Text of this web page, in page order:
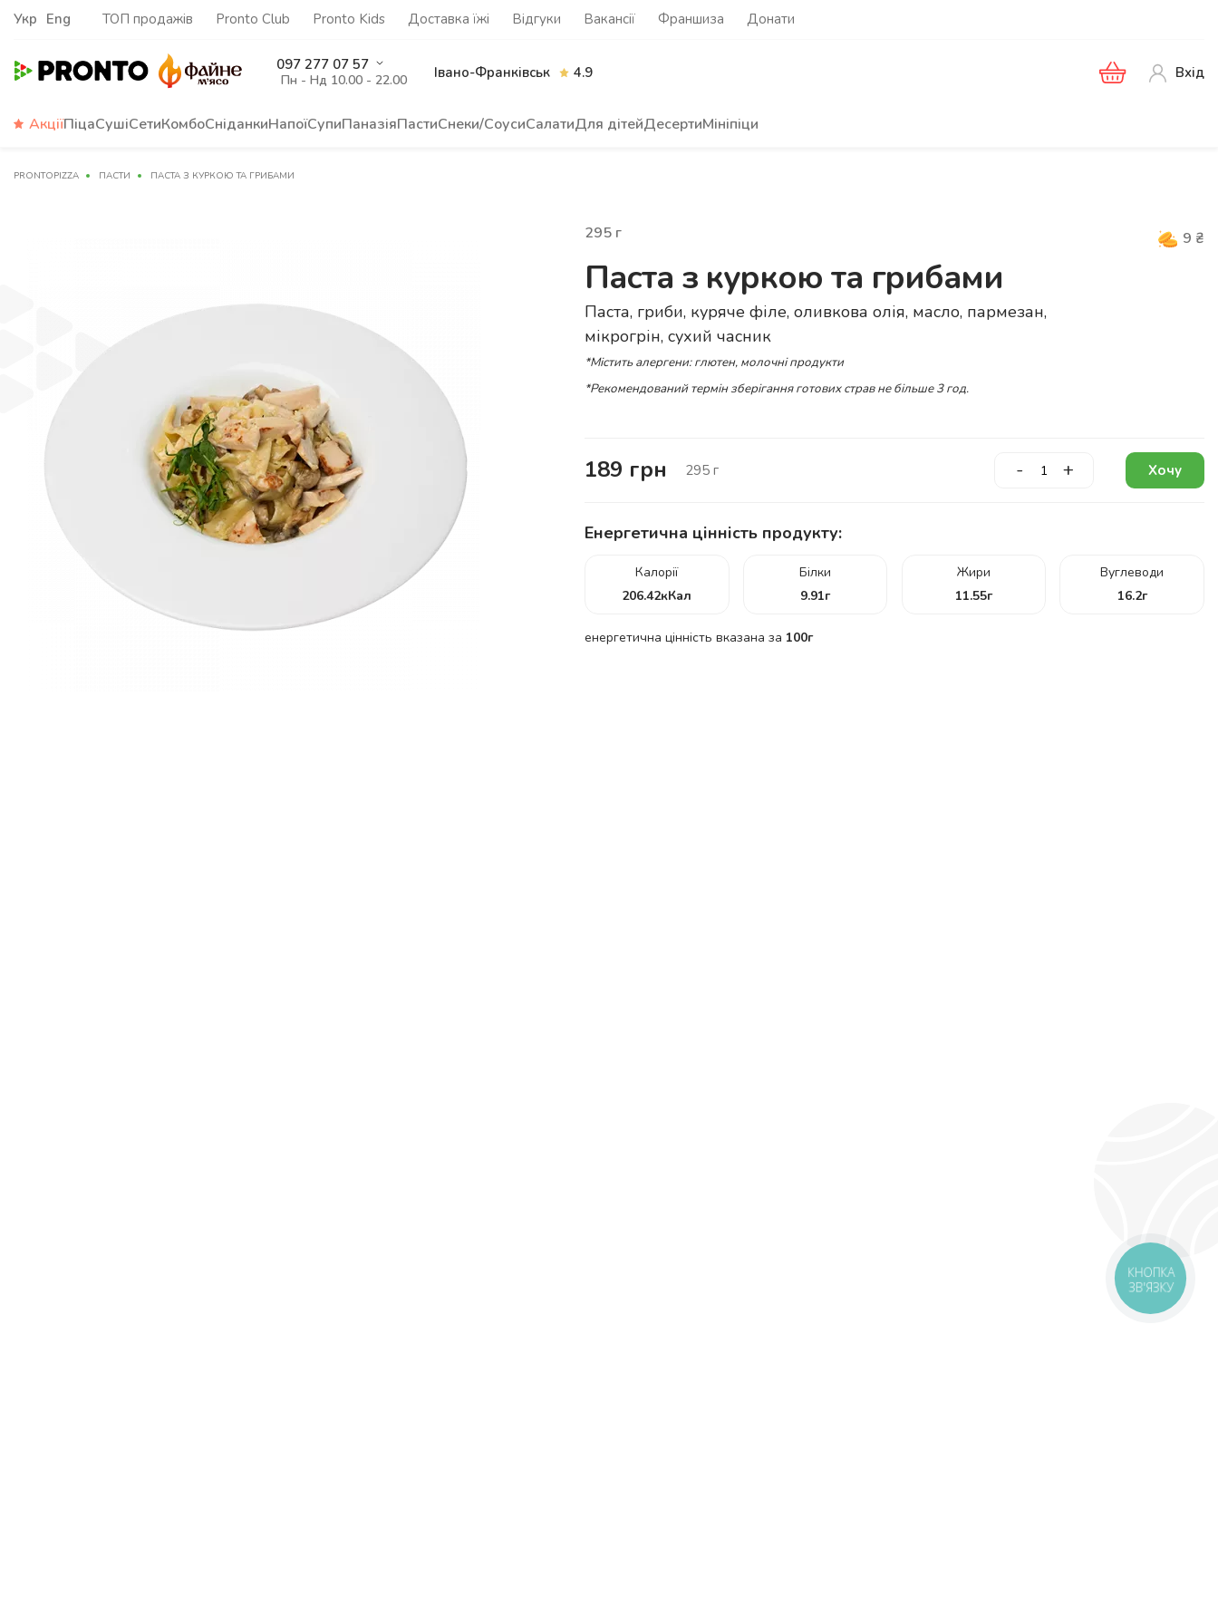
Укр Eng ТОП продажів Pronto Club Pronto Kids Доставка їжі Відгуки Вакансії Франшиза Донати
097 277 07 57
Пн - Нд 10.00 - 22.00 Івано-Франківськ 4.9 Вхід
АкціїПіцаСушіСетиКомбоСніданкиНапоїСупиПаназіяПастиСнеки/СоусиСалатиДля дітейДесертиМініпіци
PRONTOPIZZA ПАСТИ ПАСТА З КУРКОЮ ТА ГРИБАМИ
295 г 9 ₴
Паста з куркою та грибами
Паста, гриби, куряче філе, оливкова олія, масло, пармезан,
мікрогрін, сухий часник
*Містить алергени: глютен, молочні продукти
*Рекомендований термін зберігання готових страв не більше 3 год.
189 грн 295 г - + Хочу
Енергетична цінність продукту:
Калорії
206.42кКал
Білки
9.91г
Жири
11.55г
Вуглеводи
16.2г
енергетична цінність вказана за 100г
КНОПКА
ЗВ'ЯЗКУ